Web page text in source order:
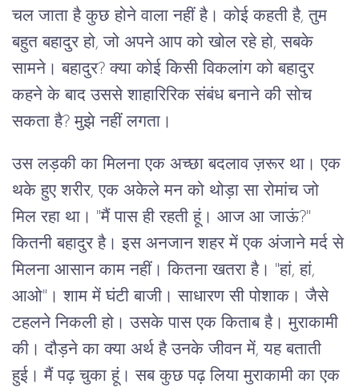
चल जाता है कुछ होने वाला नहीं है। कोई कहती है, तुम
बहुत बहादुर हो, जो अपने आप को खोल रहे हो, सबके
सामने। बहादुर? क्या कोई किसी विकलांग को बहादुर
कहने के बाद उससे शाहारिरिक संबंध बनाने की सोच
सकता है? मुझे नहीं लगता।
उस लड़की का मिलना एक अच्छा बदलाव ज़रूर था। एक
थके हुए शरीर, एक अकेले मन को थोड़ा सा रोमांच जो
मिल रहा था। "मैं पास ही रहती हूं। आज आ जाऊं?"
कितनी बहादुर है। इस अनजान शहर में एक अंजाने मर्द से
मिलना आसान काम नहीं। कितना खतरा है। "हां, हां,
आओ"। शाम में घंटी बाजी। साधारण सी पोशाक। जैसे
टहलने निकली हो। उसके पास एक किताब है। मुराकामी
की। दौड़ने का क्या अर्थ है उनके जीवन में, यह बताती
हुई। मैं पढ़ चुका हूं। सब कुछ पढ़ लिया मुराकामी का एक